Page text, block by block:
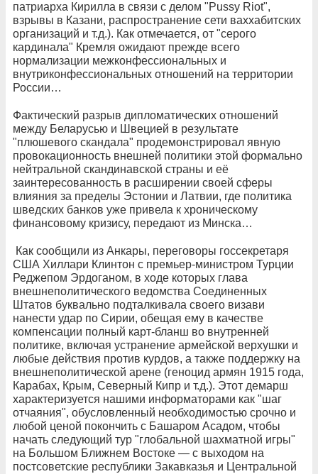
патриарха Кирилла в связи с делом "Pussy Riot",
взрывы в Казани, распространение сети ваххабитских
организаций и т.д.). Как отмечается, от "серого
кардинала" Кремля ожидают прежде всего
нормализации межконфессиональных и
внутриконфессиональных отношений на территории
России…
Фактический разрыв дипломатических отношений
между Беларусью и Швецией в результате
"плюшевого скандала" продемонстрировал явную
провокационность внешней политики этой формально
нейтральной скандинавской страны и её
заинтересованность в расширении своей сферы
влияния за пределы Эстонии и Латвии, где политика
шведских банков уже привела к хроническому
финансовому кризису, передают из Минска…
Как сообщили из Анкары, переговоры госсекретаря
США Хиллари Клинтон с премьер-министром Турции
Реджепом Эрдоганом, в ходе которых глава
внешнеполитического ведомства Соединенных
Штатов буквально подталкивала своего визави
нанести удар по Сирии, обещая ему в качестве
компенсации полный карт-бланш во внутренней
политике, включая устранение армейской верхушки и
любые действия против курдов, а также поддержку на
внешнеполитической арене (геноцид армян 1915 года,
Карабах, Крым, Северный Кипр и т.д.). Этот демарш
характеризуется нашими информаторами как "шаг
отчаяния", обусловленный необходимостью срочно и
любой ценой покончить с Башаром Асадом, чтобы
начать следующий тур "глобальной шахматной игры"
на Большом Ближнем Востоке — с выходом на
постсоветские республики Закавказья и Центральной